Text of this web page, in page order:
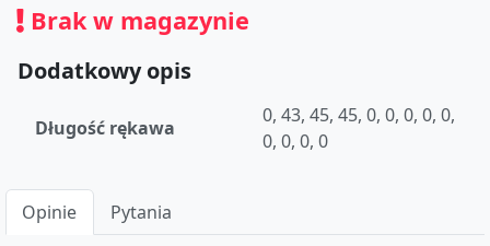
Brak w magazynie
Dodatkowy opis
Długość rękawa
0, 43, 45, 45, 0, 0, 0, 0, 0,
0, 0, 0, 0
Opinie Pytania